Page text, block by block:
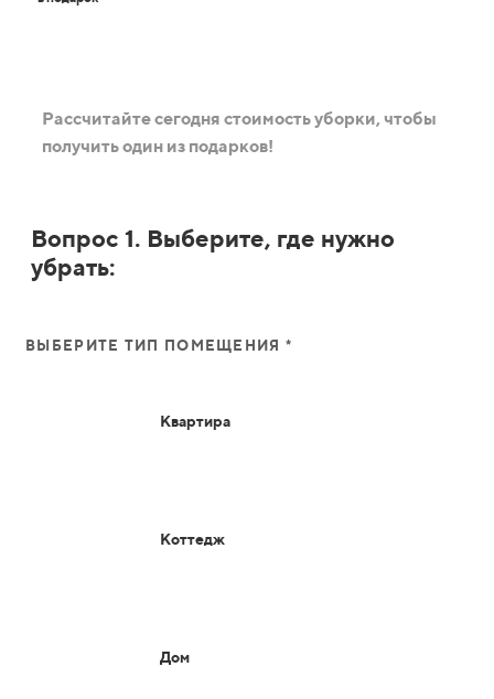
Рассчитайте сегодня стоимость уборки, чтобы
получить один из подарков!
Вопрос 1. Выберите, где нужно
убрать:
ВЫБЕРИТЕ ТИП ПОМЕЩЕНИЯ *
Квартира
Коттедж
Дом